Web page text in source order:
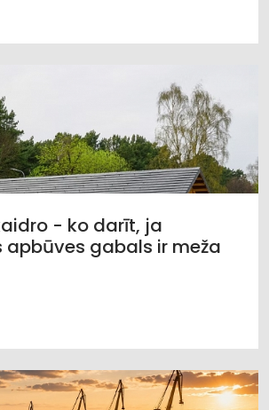
- ko darīt, ja
gabals ir meža